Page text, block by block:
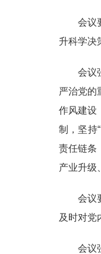
会议要
升科学决
会议强
严治党的
作风建设
制，坚持
责任链条
产业升级
会议要
及时对党
会议强